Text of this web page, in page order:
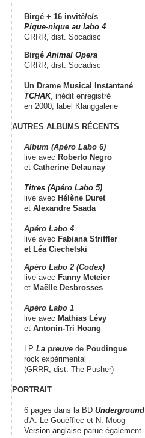
Birgé + 16 invité/e/s
Pique-nique au labo 4
GRRR, dist. Socadisc
Birgé Animal Opera
GRRR, dist. Socadisc
Un Drame Musical Instantané
TCHAK, inédit enregistré
en 2000, label Klanggalerie
AUTRES ALBUMS RÉCENTS
Album (Apéro Labo 6)
live avec Roberto Negro
et Catherine Delaunay
Titres (Apéro Labo 5)
live avec Hélène Duret
et Alexandre Saada
Apéro Labo 4
live avec Fabiana Striffler
et Léa Ciechelski
Apéro Labo 2 (Codex)
live avec Fanny Meteier
et Maëlle Desbrosses
Apéro Labo 1
live avec Mathias Lévy
et Antonin-Tri Hoang
LP La preuve de Poudingue
rock expérimental
(GRRR, dist. The Pusher)
PORTRAIT
6 pages dans la BD Underground
d'A. Le Gouëfflec et N. Moog
Version anglaise parue également